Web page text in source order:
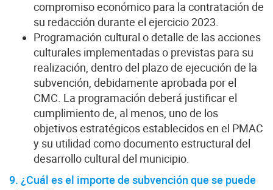
compromiso económico para la contratación de
su redacción durante el ejercicio 2023.
Programación cultural o detalle de las acciones
culturales implementadas o previstas para su
realización, dentro del plazo de ejecución de la
subvención, debidamente aprobada por el
CMC. La programación deberá justificar el
cumplimiento de, al menos, uno de los
objetivos estratégicos establecidos en el PMAC
y su utilidad como documento estructural del
desarrollo cultural del municipio.
9. ¿Cuál es el importe de subvención que se puede